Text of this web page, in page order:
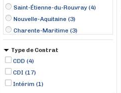
Saint-Étienne-du-Rouvray (4)
Nouvelle-Aquitaine (3)
Charente-Maritime (3)
Le Havre (3)
La Rochelle (2)
Auzebosc (1)
Concarneau (1)
Lillebonne (1)
Type de Contrat
CDD (4)
CDI (17)
Intérim (1)